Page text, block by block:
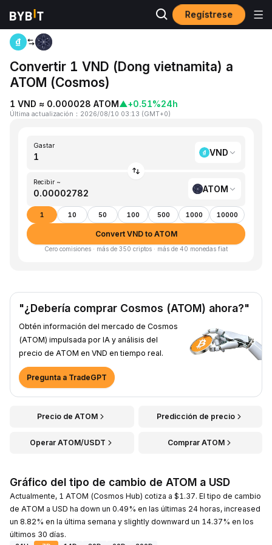
Regístrese
Inicio VND to ATOM
Convertir 1 VND (Dong vietnamita) a
ATOM (Cosmos)
1 VND ≈ 0.000028 ATOM▲+0.51%24h
Última actualización ： 2026/08/10 03:13 (GMT+0)
Gastar
VND
Recibir ~
ATOM
1 10 50 100 500 1000 10000
Convert VND to ATOM
Cero comisiones · más de 350 criptos · más de 40 monedas fiat
"¿Debería comprar Cosmos (ATOM) ahora?"
Obtén información del mercado de Cosmos
(ATOM) impulsada por IA y análisis del
precio de ATOM en VND en tiempo real.
Pregunta a TradeGPT
Precio de ATOM Predicción de precio
Operar ATOM/USDT Comprar ATOM
Gráfico del tipo de cambio de ATOM a USD
Actualmente, 1 ATOM (Cosmos Hub) cotiza a $1.37. El tipo de cambio
de ATOM a USD ha down un 0.49% en las últimas 24 horas, increased
un 8.82% en la última semana y slightly downward un 14.37% en los
últimos 30 días.